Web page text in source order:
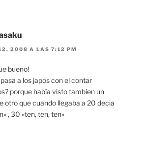
2008 A LAS 7:12 PM
bueno!
a los japos con el contar
porque había visto tambien un
otro que cuando llegaba a 20 decia
, 30 «ten, ten, ten»